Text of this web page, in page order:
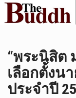
“พระนิสิต
เลือกตั้งน
ประจำปี